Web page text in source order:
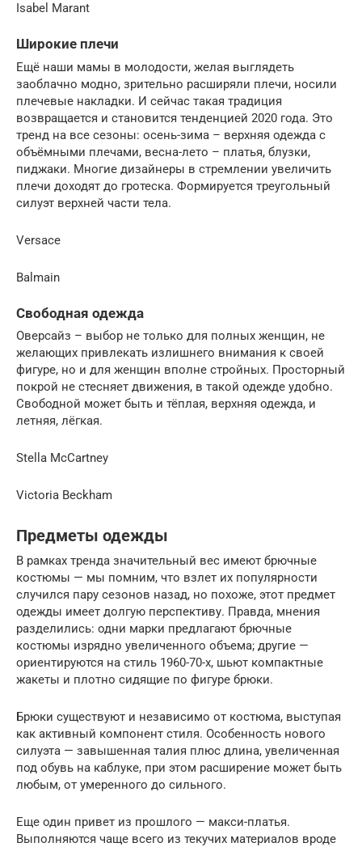
Isabel Marant
Широкие плечи
Ещё наши мамы в молодости, желая выглядеть
заоблачно модно, зрительно расширяли плечи, носили
плечевые накладки. И сейчас такая традиция
возвращается и становится тенденцией 2020 года. Это
тренд на все сезоны: осень-зима – верхняя одежда с
объёмными плечами, весна-лето – платья, блузки,
пиджаки. Многие дизайнеры в стремлении увеличить
плечи доходят до гротеска. Формируется треугольный
силуэт верхней части тела.
Versace
Balmain
Свободная одежда
Оверсайз – выбор не только для полных женщин, не
желающих привлекать излишнего внимания к своей
фигуре, но и для женщин вполне стройных. Просторный
покрой не стесняет движения, в такой одежде удобно.
Свободной может быть и тёплая, верхняя одежда, и
летняя, лёгкая.
Stella McCartney
Victoria Beckham
Предметы одежды
В рамках тренда значительный вес имеют брючные
костюмы — мы помним, что взлет их популярности
случился пару сезонов назад, но похоже, этот предмет
одежды имеет долгую перспективу. Правда, мнения
разделились: одни марки предлагают брючные
костюмы изрядно увеличенного объема; другие —
ориентируются на стиль 1960-70-х, шьют компактные
жакеты и плотно сидящие по фигуре брюки.
Брюки существуют и независимо от костюма, выступая
как активный компонент стиля. Особенность нового
силуэта — завышенная талия плюс длина, увеличенная
под обувь на каблуке, при этом расширение может быть
любым, от умеренного до сильного.
Еще один привет из прошлого — макси-платья.
Выполняются чаще всего из текучих материалов вроде